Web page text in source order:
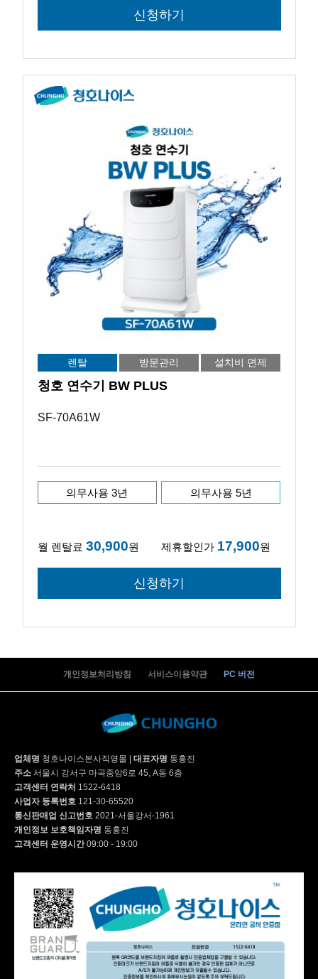
렌탈 방문관리 설치비 면제
청호 연수기 BW PLUS
SF-70A61W
의무사용 3년 의무사용 5년
월 렌탈료 30,900원 제휴할인가 17,900원
개인정보처리방침 서비스이용약관 PC 버전
업체명 청호나이스본사직영몰 대표자명 동홍진
주소 서울시 강서구 마곡중앙6로 45, A동 6층
고객센터 연락처 1522-6418
사업자 등록번호 121-30-65520
통신판매업 신고번호 2021-서울강서-1961
개인정보 보호책임자명 동홍진
고객센터 운영시간09:00 - 19:00